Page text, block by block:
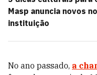
Masp anuncia novos
instituição
No ano passado, a